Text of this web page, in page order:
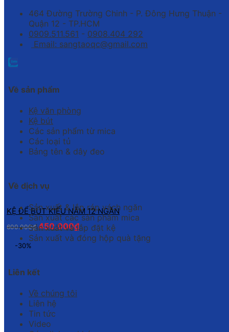
KỆ ĐỂ BÚT KIỂU NẰM 12 NGĂN
600.000₫ 450.000₫
-30%
464 Đường Trường Chinh - P. Đông Hưng Thuận -
Quận 12 - TP.HCM
0909.511.561 - 0908.404 292
Email: sangtaoqc@gmail.com
Về sản phẩm
Kệ văn phòng
Kệ bút
Các sản phẩm từ mica
Các loại tủ
Bảng tên & dây đeo
Về dịch vụ
Sản xuất & lắp ráp vách ngăn
Sản xuất các sản phẩm mica
Sản xuất và lắp đặt kệ
Sản xuất và đóng hộp quà tặng
Liên kết
Về chúng tôi
Liên hệ
Tin tức
Video